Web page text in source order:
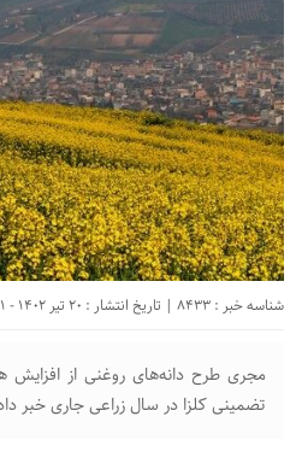
شناسه خبر : 8433 | تاریخ انتشار : 20 تیر 1402 - 9:31 |
مجری طرح دانه‌های روغنی از
تضمینی کلزا در سال زراعی جاری خبر